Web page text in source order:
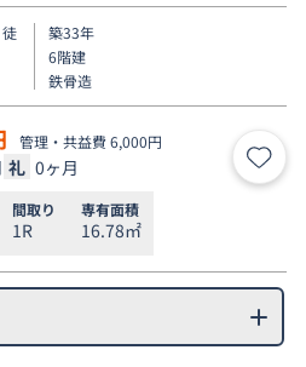
徒
築33年
6階建
鉄骨造
管理・共益費 6,000円
礼 0ヶ月 お気
間取り
1R
専有面積
16.78㎡